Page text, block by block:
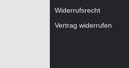
Widerrufsrecht
Vertrag widerrufen